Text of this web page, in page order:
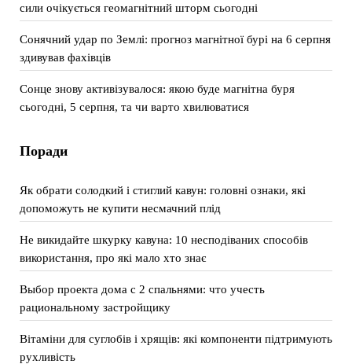
сили очікується геомагнітний шторм сьогодні
Сонячний удар по Землі: прогноз магнітної бурі на 6 серпня
здивував фахівців
Сонце знову активізувалося: якою буде магнітна буря
сьогодні, 5 серпня, та чи варто хвилюватися
Поради
Як обрати солодкий і стиглий кавун: головні ознаки, які
допоможуть не купити несмачний плід
Не викидайте шкурку кавуна: 10 несподіваних способів
використання, про які мало хто знає
Выбор проекта дома с 2 спальнями: что учесть
рациональному застройщику
Вітаміни для суглобів і хрящів: які компоненти підтримують
рухливість